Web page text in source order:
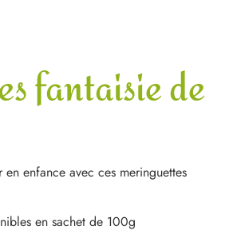
fantaisie de
en enfance avec ces meringuettes
en sachet de 100g